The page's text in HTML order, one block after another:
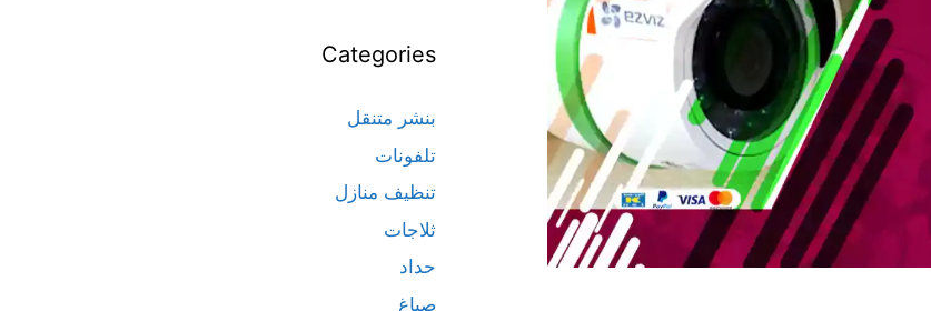
Categories
بنشر متنقل
تلفونات
تنظيف منازل
ثلاجات
حداد
صباغ